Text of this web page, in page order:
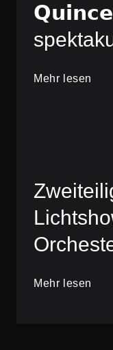
Mehr lesen
Mehr lesen